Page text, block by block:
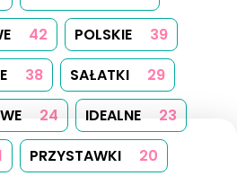
42 POLSKIE
39
38 SAŁATKI
29
24 IDEALNE
23
PRZYSTAWKI
20